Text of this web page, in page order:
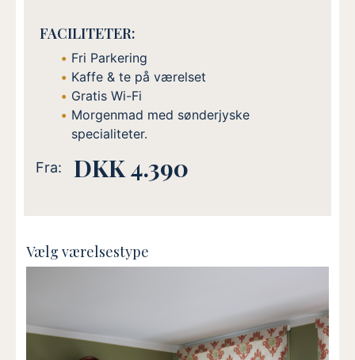
FACILITETER:
Fri Parkering
Kaffe & te på værelset
Gratis Wi-Fi
Morgenmad med sønderjyske
specialiteter.
Fra: DKK 4.390
Vælg værelsestype